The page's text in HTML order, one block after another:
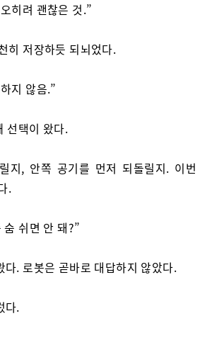
히려 괜찮은 것.”
히 저장하듯 되뇌었다.
지 않음.”
선택이 왔다.
지, 안쪽 공기를 먼저 되돌릴지. 이번
.
쉬면 안 돼?”
다. 로봇은 곧바로 대답하지 않았다.
다.